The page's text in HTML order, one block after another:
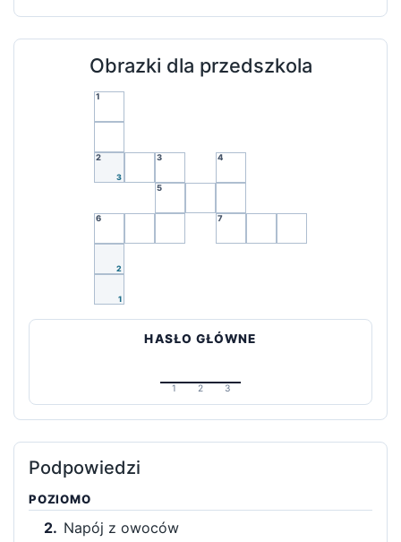
Obrazki dla przedszkola
1
2
3
3 4
5
6 7
2
1
HASŁO GŁÓWNE
1 2 3
Podpowiedzi
POZIOMO
2. Napój z owoców